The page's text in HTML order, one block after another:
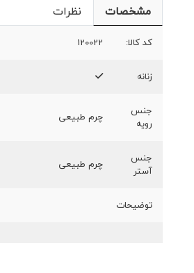
مشخصات نظرات
کد کالا: 120022
زنانه
جنس
رویه
چرم طبیعی
جنس
آستر
چرم طبیعی
توضیحات